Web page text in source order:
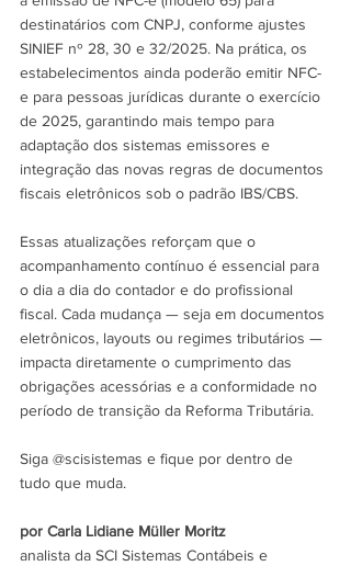
destinatários com CNPJ, conforme ajustes
SINIEF nº 28, 30 e 32/2025. Na prática, os
estabelecimentos ainda poderão emitir NFC-
e para pessoas jurídicas durante o exercício
de 2025, garantindo mais tempo para
adaptação dos sistemas emissores e
integração das novas regras de documentos
fiscais eletrônicos sob o padrão IBS/CBS.
Essas atualizações reforçam que o
acompanhamento contínuo é essencial para
o dia a dia do contador e do profissional
fiscal. Cada mudança — seja em documentos
eletrônicos, layouts ou regimes tributários —
impacta diretamente o cumprimento das
obrigações acessórias e a conformidade no
período de transição da Reforma Tributária.
Siga @scisistemas e fique por dentro de
tudo que muda.
por Carla Lidiane Müller Moritz
analista da SCI Sistemas Contábeis e